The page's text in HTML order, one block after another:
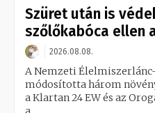
Szüret után is
szőlőkabóca ellen
2026.08.08.
A Nemzeti
módosította három
a Klartan 24 EW és az